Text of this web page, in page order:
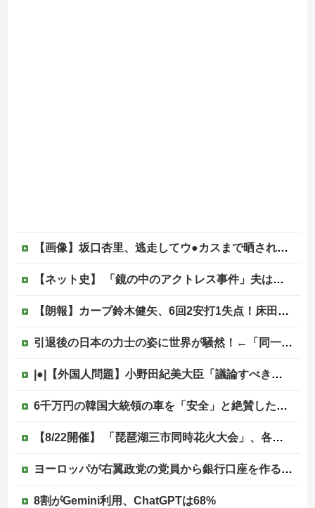
【画像】坂口杏里、逃走してウ●カスまで晒されるｗｗｗｗｗ
【ネット史】 「鏡の中のアクトレス事件」夫は正しかったのに、なぜ喧嘩は終わらなかったのか
【朗報】カープ鈴木健矢、6回2安打1失点！床田の代役先発で快投し鯉党に絶賛される！
引退後の日本の力士の姿に世界が騒然！←「同一人物とは思えない！」（海外の反応）
|●|【外国人問題】小野田紀美大臣「議論すべき時だ」→SNS「まだ議論もしてなかったんだ...」→小野田大臣「これが進歩状況です」めちゃくちゃ仕事していた！
6千万円の韓国大統領の車を「安全」と絶賛した某メディア、高市首相の3千万円の車に対しては……他
【8/22開催】 「琵琶湖三市同時花火大会」、各市公式「そんな花火大会は存在しない」→ 高価チケットを購入した人達がSNS阿鼻叫喚
ヨーロッパが右翼政党の党員から銀行口座を作る権利を剥奪、そのせいで皮肉すぎる展開に突入しており……
8割がGemini利用、ChatGPTは68%